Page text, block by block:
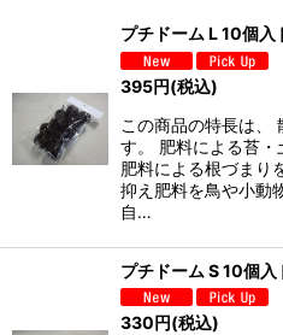
絞り込
プチドーム L 10個入
395円(税込)
この商品の特長は、
す。 肥料による苔
肥料による根づまり
抑え肥料を鳥や小動
自…
プチドーム S 10個入
330円(税込)